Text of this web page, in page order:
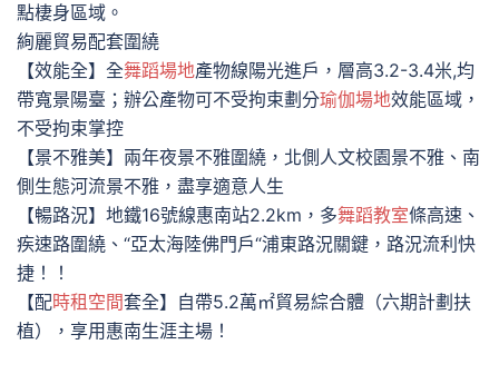
點棲身區域。
絢麗貿易配套圍繞
【效能全】全舞蹈場地產物線陽光進戶，層高3.2-3.4米,均
帶寬景陽臺；辦公產物可不受拘束劃分瑜伽場地效能區域，
不受拘束掌控
【景不雅美】兩年夜景不雅圍繞，北側人文校園景不雅、南
側生態河流景不雅，盡享適意人生
【暢路況】地鐵16號線惠南站2.2km，多舞蹈教室條高速、
疾速路圍繞、“亞太海陸佛門戶“浦東路況關鍵，路況流利快
捷！！
【配時租空間套全】自帶5.2萬㎡貿易綜合體（六期計劃扶
植），享用惠南生涯主場！